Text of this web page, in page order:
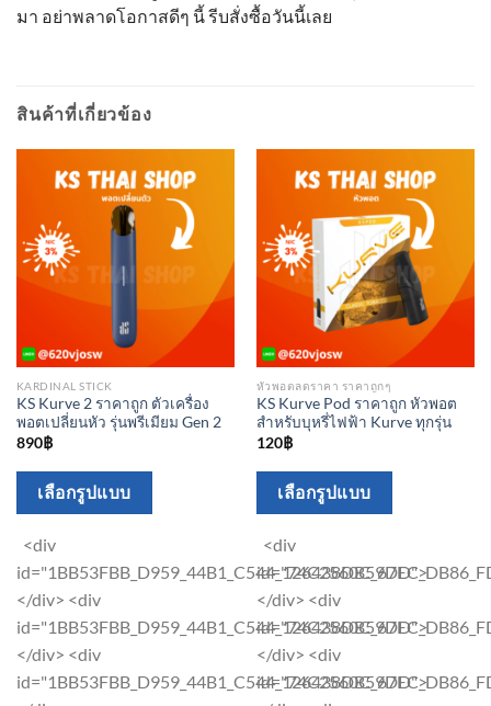
มา อย่าพลาดโอกาสดีๆ นี้ รีบสั่งซื้อวันนี้เลย
สินค้าที่เกี่ยวข้อง
KARDINAL STICK
KS Kurve 2 ราคาถูก ตัวเครื่อง
พอตเปลี่ยนหัว รุ่นพรีเมียม Gen 2
890฿
เลือกรูปแบบ
multiple
The
may
<div
id="1BB53FBB_D959_44B1_C544_126438DB59DD">
</div> <div
id="1BB53FBB_D959_44B1_C544_126438DB59DD">
</div> <div
id="1BB53FBB_D959_44B1_C544_126438DB59DD">
หัวพอตลดราคา ราคาถูกๆ
KS Kurve Pod ราคาถูก หัวพอต
สำหรับบุหรี่ไฟฟ้า Kurve ทุกรุ่น
120฿
เลือกรูปแบบ
multiple
The
may
<div
</div> <div
</div> <div